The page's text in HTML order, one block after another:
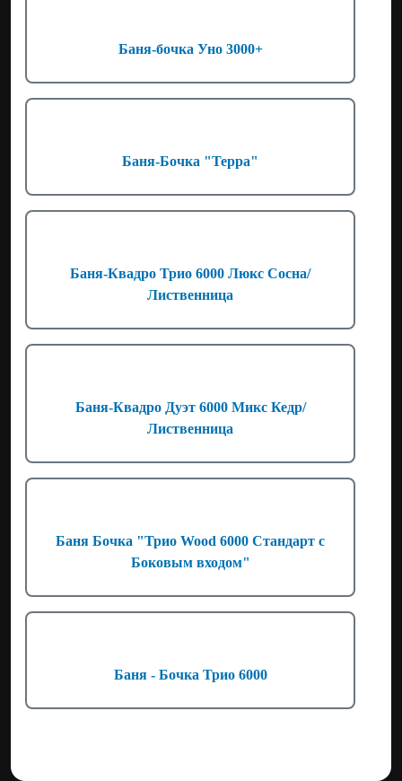
Баня-бочка Уно 3000+
Баня-Бочка "Терра"
Баня-Квадро Трио 6000 Люкс Сосна/
Лиственница
Баня-Квадро Дуэт 6000 Микс Кедр/
Лиственница
Баня Бочка "Трио Wood 6000 Стандарт с
Боковым входом"
Баня - Бочка Трио 6000